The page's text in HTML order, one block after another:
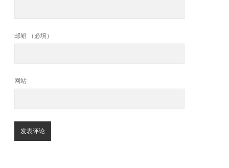
邮箱 （必填）
网站